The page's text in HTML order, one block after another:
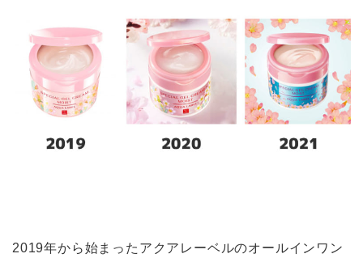
2019年から始まったアクアレーベルのオールインワン